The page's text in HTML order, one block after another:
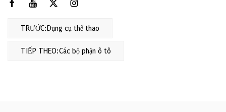
TRƯỚC:Dụng cụ thể thao
TIẾP THEO:Các bộ phận ô tô